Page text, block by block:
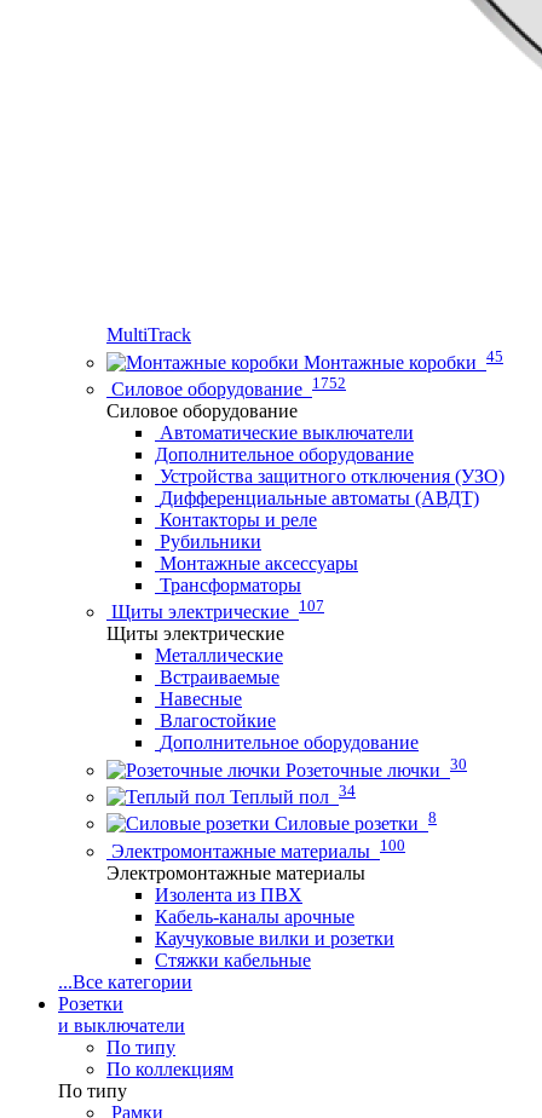
MultiTrack
Монтажные коробки 45
Силовое оборудование 1752
Силовое оборудование
Автоматические выключатели
Дополнительное оборудование
Устройства защитного отключения (УЗО)
Дифференциальные автоматы (АВДТ)
Контакторы и реле
Рубильники
Монтажные аксессуары
Трансформаторы
Щиты электрические 107
Щиты электрические
Металлические
Встраиваемые
Навесные
Влагостойкие
Дополнительное оборудование
Розеточные лючки 30
Теплый пол 34
Силовые розетки 8
Электромонтажные материалы 100
Электромонтажные материалы
Изолента из ПВХ
Кабель-каналы арочные
Каучуковые вилки и розетки
Стяжки кабельные
...Все категории
Розетки
и выключатели
По типу
По коллекциям
По типу
Рамки